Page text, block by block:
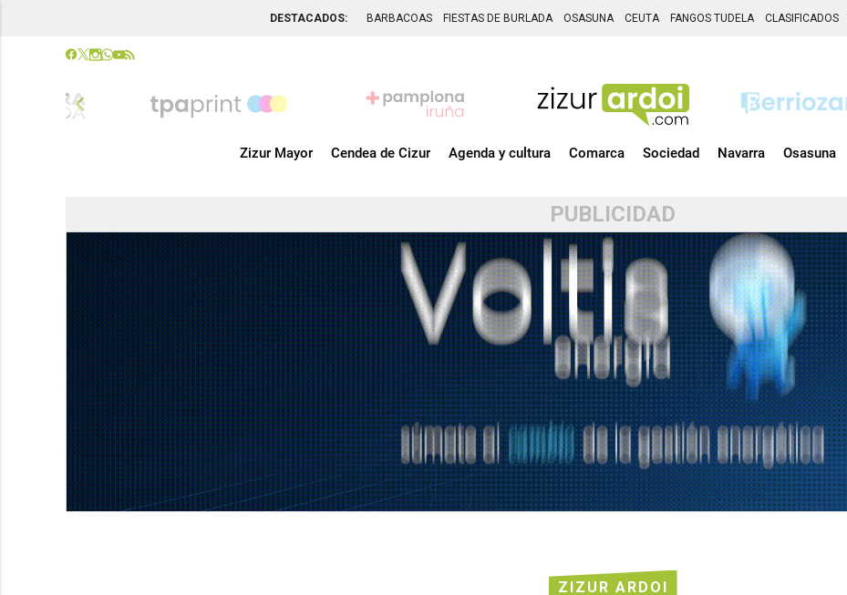
DESTACADOS: BARBACOAS FIESTAS DE BURLADA OSASUNA CEUTA FANGOS TUDELA CLASIFICADOS
chevron_left
Zizur Mayor Cendea de Cizur Agenda y cultura Comarca Sociedad Navarra Osasuna
PUBLICIDAD
ZIZUR ARDOI